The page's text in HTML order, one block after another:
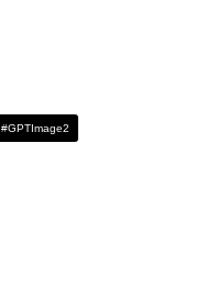
#GPTImage2